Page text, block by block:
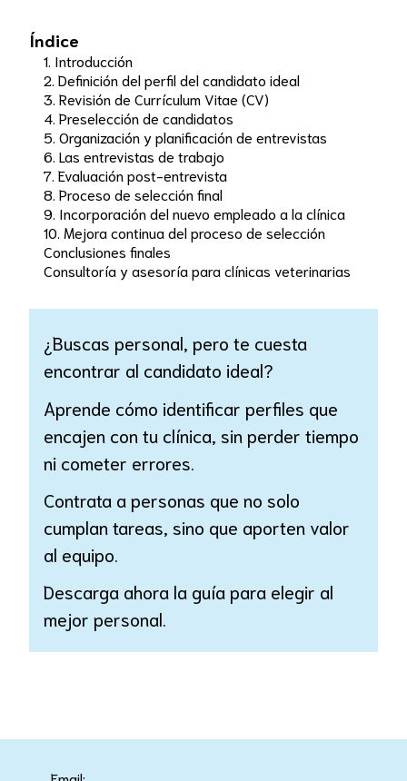
Índice
1. Introducción
2. Definición del perfil del candidato ideal
3. Revisión de Currículum Vitae (CV)
4. Preselección de candidatos
5. Organización y planificación de entrevistas
6. Las entrevistas de trabajo
7. Evaluación post-entrevista
8. Proceso de selección final
9. Incorporación del nuevo empleado a la clínica
10. Mejora continua del proceso de selección
Conclusiones finales
Consultoría y asesoría para clínicas veterinarias
¿Buscas personal, pero te cuesta
encontrar al candidato ideal?
Aprende cómo identificar perfiles que
encajen con tu clínica, sin perder tiempo
ni cometer errores.
Contrata a personas que no solo
cumplan tareas, sino que aporten valor
al equipo.
Descarga ahora la guía para elegir al
mejor personal.